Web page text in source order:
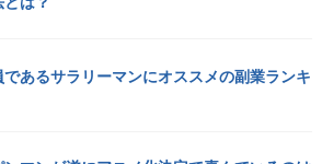
であるサラリーマンにオススメの副業ランキ